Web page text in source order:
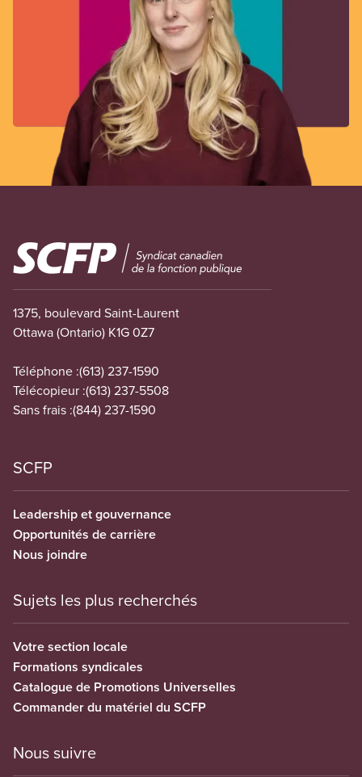
Image
1375, boulevard Saint-Laurent
Ottawa (Ontario) K1G 0Z7
Téléphone :(613) 237-1590
Télécopieur :(613) 237-5508
Sans frais :(844) 237-1590
SCFP
Leadership et gouvernance
Opportunités de carrière
Nous joindre
Sujets les plus recherchés
Votre section locale
Formations syndicales
Catalogue de Promotions Universelles
Commander du matériel du SCFP
Nous suivre